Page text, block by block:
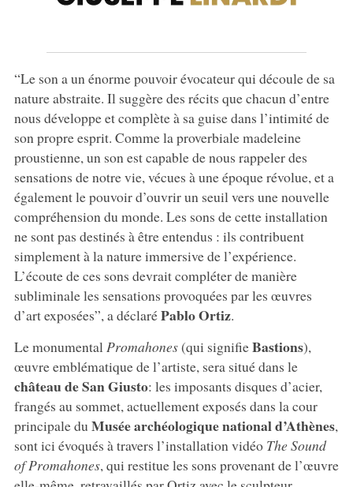
“Le son a un énorme pouvoir évocateur qui découle de sa
nature abstraite. Il suggère des récits que chacun d’entre
nous développe et complète à sa guise dans l’intimité de
son propre esprit. Comme la proverbiale madeleine
proustienne, un son est capable de nous rappeler des
sensations de notre vie, vécues à une époque révolue, et a
également le pouvoir d’ouvrir un seuil vers une nouvelle
compréhension du monde. Les sons de cette installation
ne sont pas destinés à être entendus : ils contribuent
simplement à la nature immersive de l’expérience.
L’écoute de ces sons devrait compléter de manière
subliminale les sensations provoquées par les œuvres
d’art exposées”, a déclaréPablo Ortiz.
Le monumental Promahones(qui signifieBastions),
œuvre emblématique de l’artiste, sera situé dans le
château de San Giusto: les imposants disques d’acier,
frangés au sommet, actuellement exposés dans la cour
principale du Musée archéologique national d’Athènes,
sont ici évoqués à travers l’installation vidéo The Sound
of Promahones, qui restitue les sons provenant de l’œuvre